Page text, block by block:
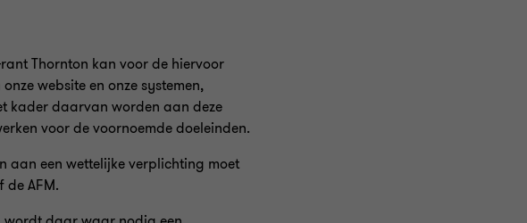
Thornton kan voor de hiervoor
website en onze systemen,
kader daarvan worden aan deze
voor de voornoemde doeleinden.
aan een wettelijke verplichting moet
AFM.